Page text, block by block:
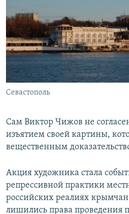
Севастополь
Сам Виктор Чижов не
изъятием своей картины,
вещественным
Акция художника стала
репрессивной практики
российских реалиях
лишились права проведения